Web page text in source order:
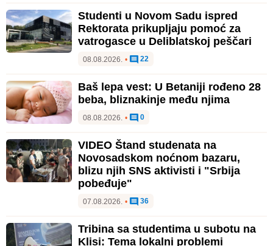
Studenti u Novom Sadu ispred
Rektorata prikupljaju pomoć za
vatrogasce u Deliblatskoj peščari
08.08.2026. • 22
Baš lepa vest: U Betaniji rođeno 28
beba, bliznakinje među njima
08.08.2026. • 0
VIDEO Štand studenata na
Novosadskom noćnom bazaru,
blizu njih SNS aktivisti i "Srbija
pobeđuje"
07.08.2026. • 36
Tribina sa studentima u subotu na
Klisi: Tema lokalni problemi